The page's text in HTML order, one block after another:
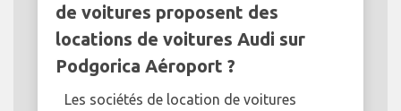
de voitures proposent des
locations de voitures Audi sur
Podgorica Aéroport ?
Les sociétés de location de voitures